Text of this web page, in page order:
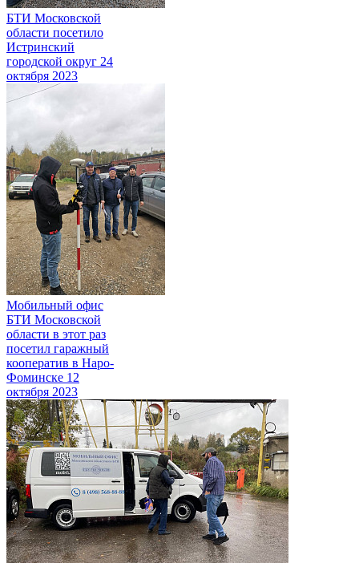
БТИ Московской
области посетило
Истринский
городской округ 24
октября 2023
Мобильный офис
БТИ Московской
области в этот раз
посетил гаражный
кооператив в Наро-
Фоминске 12
октября 2023